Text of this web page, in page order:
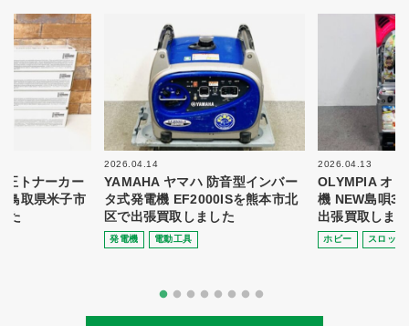
新着情報
本人確認書類アップロード
梱包
ガイド
法人の
お客様へ
トナーカー
鳥取県米子市
た
2026.04.14
YAMAHA ヤマハ 防音型インバー
タ式発電機 EF2000ISを熊本市北
区で出張買取しました
発電機 電動⼯具
2026.04.13
OLYMPIA オ
機 NEW島唄
出張買取しま
ホビー スロット